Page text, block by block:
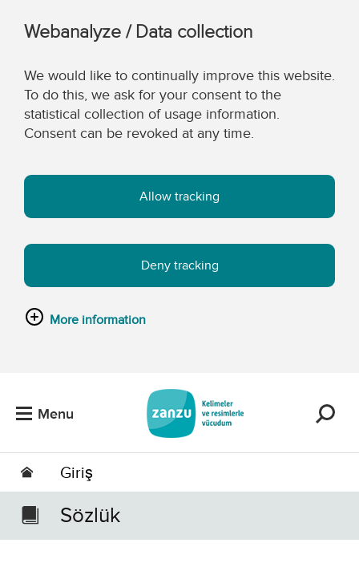
Webanalyze / Data collection
We would like to continually improve this website.
To do this, we ask for your consent to the
statistical collection of usage information.
Consent can be revoked at any time.
Allow tracking
Deny tracking
More information
Menu
Giriş
Sözlük